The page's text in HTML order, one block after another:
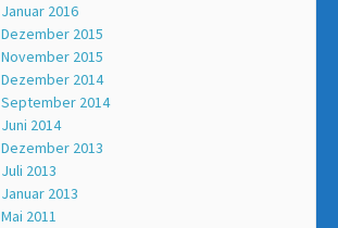
Januar 2016
Dezember 2015
November 2015
Dezember 2014
September 2014
Juni 2014
Dezember 2013
Juli 2013
Januar 2013
Mai 2011